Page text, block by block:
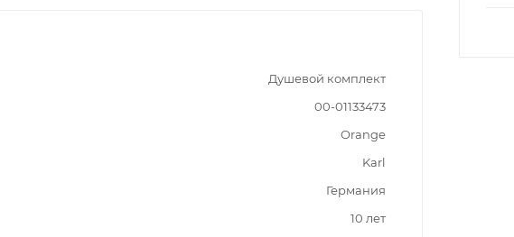
Душевой комплект
00-01133473
Orange
Karl
Германия
10 лет